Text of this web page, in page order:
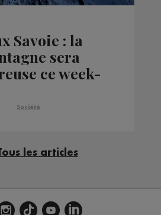
Savoie : la
sera
ce week-
Société
les articles